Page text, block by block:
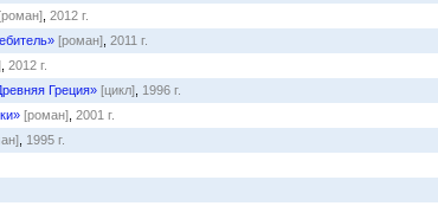
2012 г.
[роман] 2011 г.
2012 г.
Греция» [цикл] 1996 г.
[роман] 2001 г.
1995 г.